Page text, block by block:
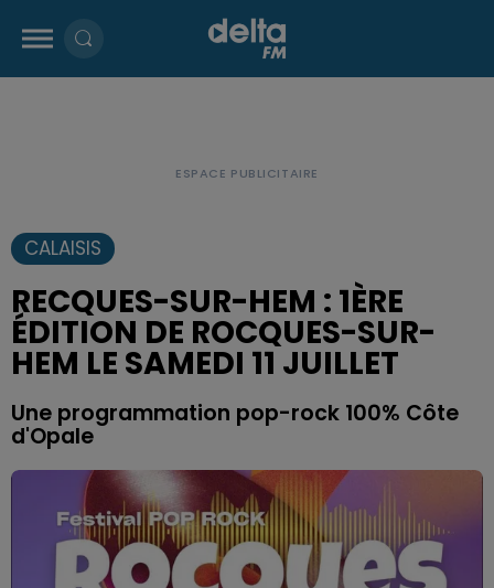
CALAISIS
RECQUES-SUR-HEM : 1ÈRE
ÉDITION DE ROCQUES-SUR-
HEM LE SAMEDI 11 JUILLET
Une programmation pop-rock 100% Côte
d'Opale